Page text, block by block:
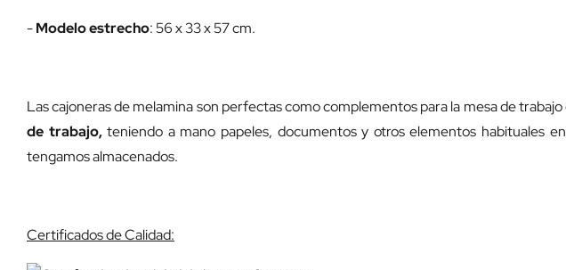
-Modelo estrecho: 56 x 33 x 57 cm.
Las cajoneras de melamina son perfectas como complementos para la mesa de
de trabajo,teniendo a mano papeles, documentos y otros elementos habituales
tengamos almacenados.
Certificados de Calidad: